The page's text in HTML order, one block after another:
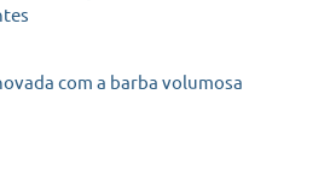
com a barba volumosa